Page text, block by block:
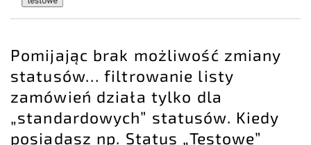
Pomijając brak możliwość zmiany
statusów… filtrowanie listy
zamówień działa tylko dla
„standardowych” statusów. Kiedy
posiadasz np. Status „Testowe”